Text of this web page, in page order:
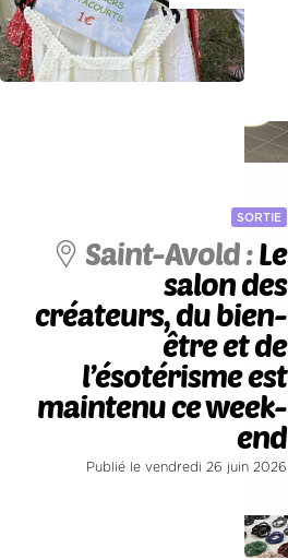
SORTIE
Saint-Avold :Le
salon des
créateurs, du bien-
être et de
l’ésotérisme est
maintenu ce week-
end
Publié le vendredi 26 juin 2026